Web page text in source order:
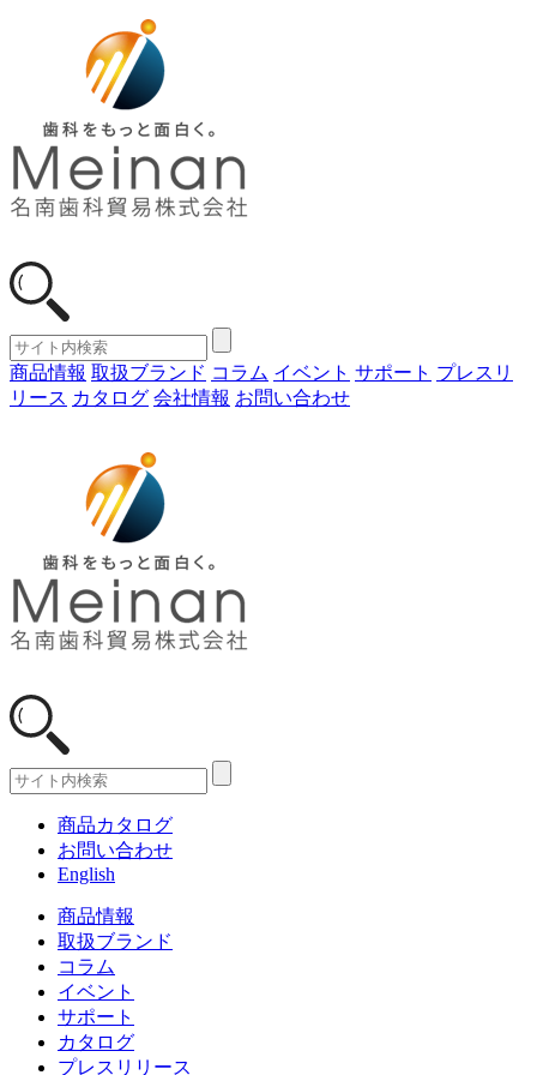
商品情報 取扱ブランド コラム イベント サポート プレスリ
リース カタログ 会社情報 お問い合わせ
商品カタログ
お問い合わせ
English
商品情報
取扱ブランド
コラム
イベント
サポート
カタログ
プレスリリース